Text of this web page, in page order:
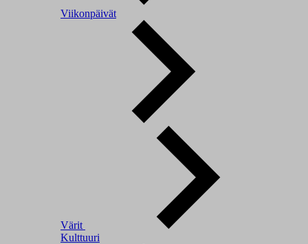
Viikonpäivät
Värit
Kulttuuri